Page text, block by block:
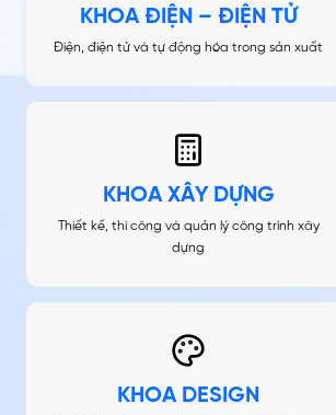
KHOA ĐIỆN – ĐIỆN TỬ
Điện, điện tử và tự động hóa trong sản xuất
KHOA XÂY DỰNG
Thiết kế, thi công và quản lý công trình xây
dựng
KHOA DESIGN